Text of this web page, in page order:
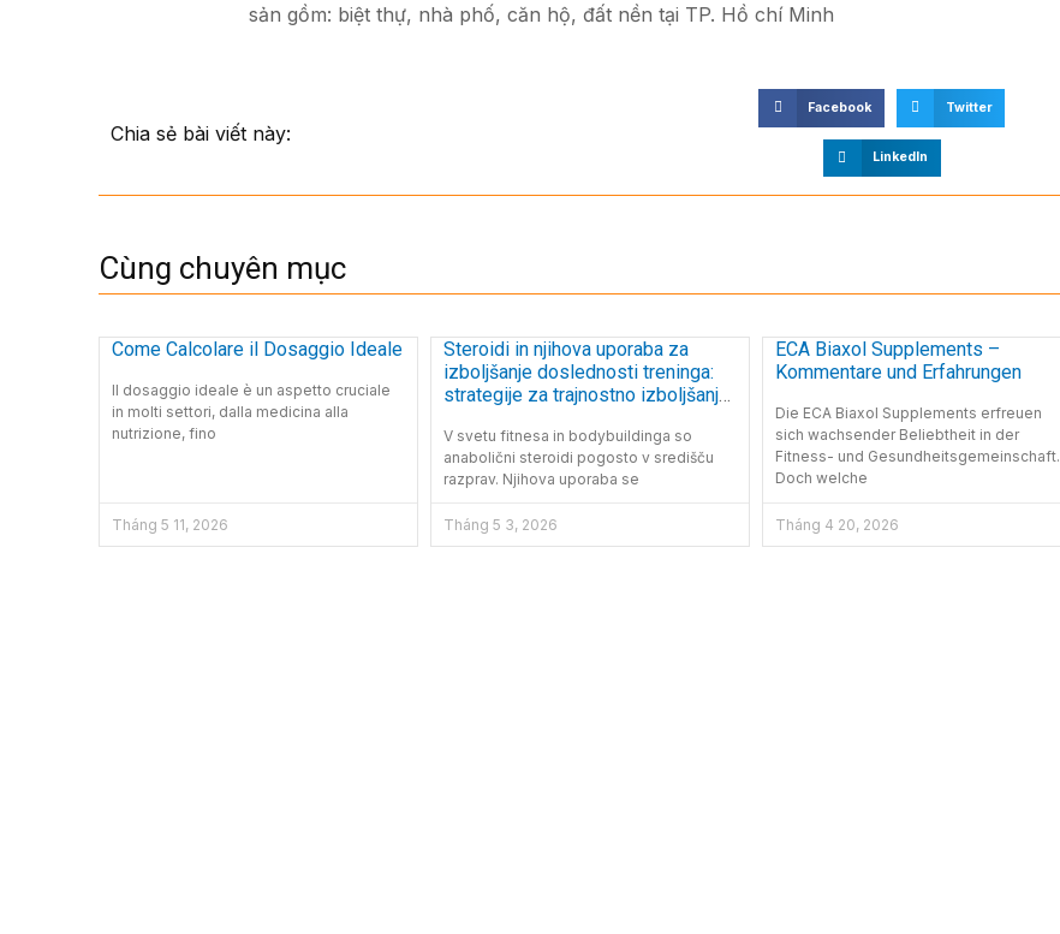
sản gồm: biệt thự, nhà phố, căn hộ, đất nền tại TP. Hồ chí Minh
Chia sẻ bài viết này:
Facebook Twitter
LinkedIn
Cùng chuyên mục
Come Calcolare il Dosaggio Ideale
Il dosaggio ideale è un aspetto cruciale
in molti settori, dalla medicina alla
nutrizione, fino
Tháng 5 11, 2026
Steroidi in njihova uporaba za
izboljšanje doslednosti treninga:
strategije za trajnostno izboljšanje
V svetu fitnesa in bodybuildinga so
anabolični steroidi pogosto v središču
razprav. Njihova uporaba se
Tháng 5 3, 2026
ECA Biaxol Supplements –
Kommentare und Erfahrungen
Die ECA Biaxol Supplements erfreuen
sich wachsender Beliebtheit in der
Fitness- und Gesundheitsgemeinschaft.
Doch welche
Tháng 4 20, 2026